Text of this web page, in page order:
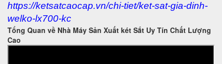
https://ketsatcaocap.vn/chi-tiet/ket-sat-gia-dinh-
welko-lx700-kc
Tổng Quan về Nhà Máy Sản Xuất két Sắt Uy Tín Chất Lượng
Cao